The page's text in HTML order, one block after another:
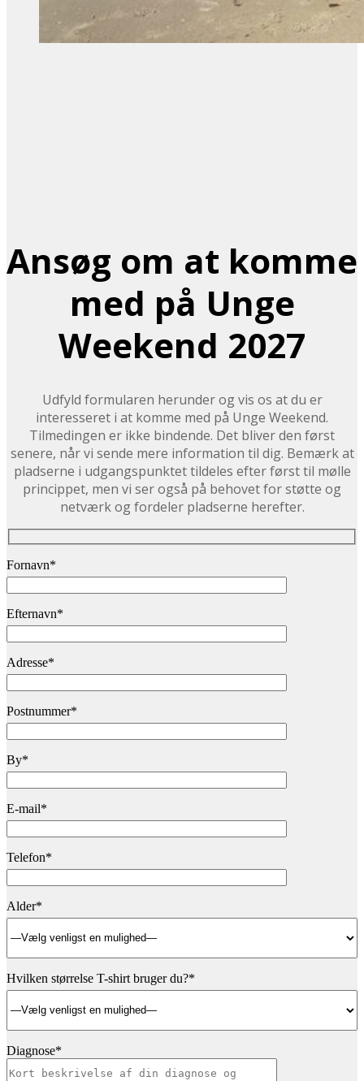
Ansøg om at komme
med på Unge
Weekend 2027
Udfyld formularen herunder og vis os at du er
interesseret i at komme med på Unge Weekend.
Tilmedingen er ikke bindende. Det bliver den først
senere, når vi sende mere information til dig. Bemærk at
pladserne i udgangspunktet tildeles efter først til mølle
princippet, men vi ser også på behovet for støtte og
netværk og fordeler pladserne herefter.
Fornavn*
Efternavn*
Adresse*
Postnummer*
By*
E-mail*
Telefon*
Alder*
Hvilken størrelse T-shirt bruger du?*
Diagnose*